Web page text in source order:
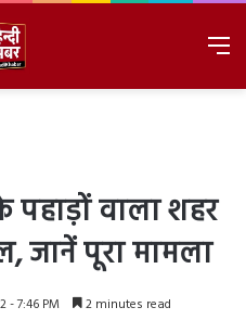
वाला शहर
जानें पूरा मामला
- 7:46 PM 2 minutes read